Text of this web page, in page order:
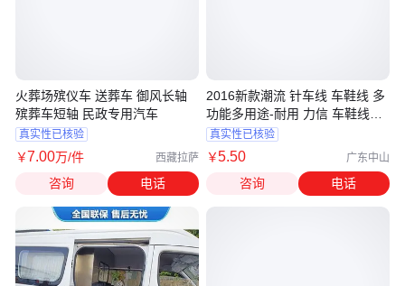
火葬场殡仪车 送葬车 御风长轴
殡葬车短轴 民政专用汽车
真实性已核验
￥7.00万/件 西藏拉萨
咨询 电话
2016新款潮流 针车线 车鞋线 多
功能多用途-耐用 力信 车鞋线工
厂
真实性已核验
￥5.50 广东中山
咨询 电话